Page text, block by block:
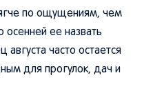
по ощущениям, чем
осенней ее назвать
августа часто остается
для прогулок, дач и